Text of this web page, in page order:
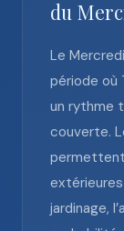
du
Le
période où
un rythme
couverte.
jardinage,